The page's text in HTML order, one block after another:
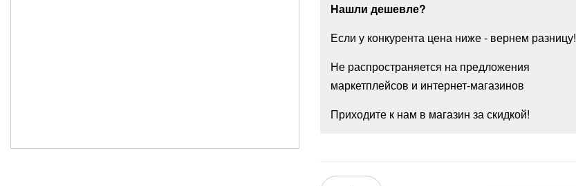
Нашли дешевле?
Если у конкурента цена ниже - вернем разницу!
Не распространяется на предложения
маркетплейсов и интернет-магазинов
Приходите к нам в магазин за скидкой!